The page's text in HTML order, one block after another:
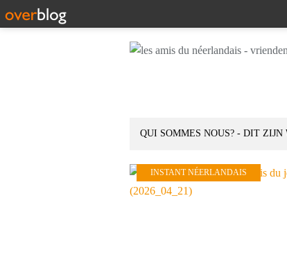
QUI SOMMES NOUS? - DIT ZIJN
INSTANT NÉERLANDAIS